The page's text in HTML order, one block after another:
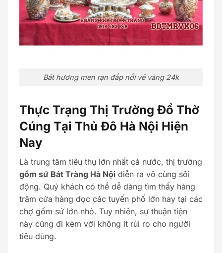
Bát hương men rạn đắp nổi vẽ vàng 24k
Thực Trạng Thị Trường Đồ Thờ
Cúng Tại Thủ Đô Hà Nội Hiện
Nay
Là trung tâm tiêu thụ lớn nhất cả nước, thị trường
gốm sứ Bát Tràng Hà Nội diễn ra vô cùng sôi
động. Quý khách có thể dễ dàng tìm thấy hàng
trăm cửa hàng dọc các tuyến phố lớn hay tại các
chợ gốm sứ lớn nhỏ. Tuy nhiên, sự thuận tiện
này cũng đi kèm với không ít rủi ro cho người
tiêu dùng.